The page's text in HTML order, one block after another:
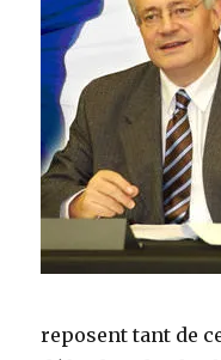
reposent tant de